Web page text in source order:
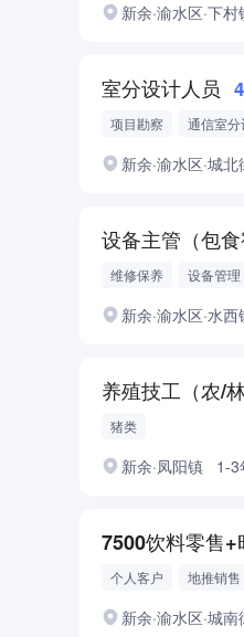
新余·渝水区·下村
室分设计人员
项目勘察 通信室分
新余·渝水区·城北
设备主管（包食
维修保养 设备管理
新余·渝水区·水西
养殖技工（农/
猪类
新余·凤阳镇 1-3
个人客户 地推销售
新余·渝水区·城南